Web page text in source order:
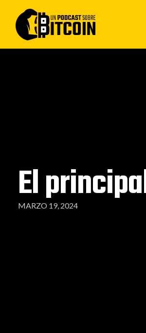
El
MARZO 19, 2024